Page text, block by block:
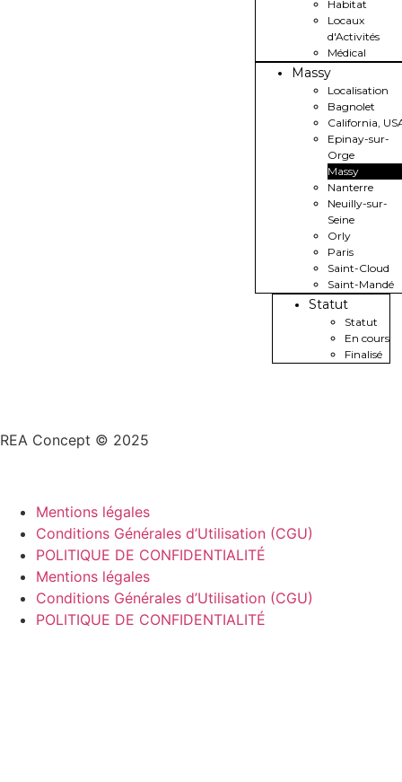
Habitat
Locaux
d'Activités
Médical
Massy
Localisation
Bagnolet
California,
Epinay-sur-
Orge
Massy
Nanterre
Neuilly-sur-
Seine
Orly
Paris
Saint-Cloud
Saint-Mandé
Statut
Statut
En cours
Finalisé
REA Concept © 2025
Mentions légales
Conditions Générales d’Utilisation (CGU)
POLITIQUE DE CONFIDENTIALITÉ
Mentions légales
Conditions Générales d’Utilisation (CGU)
POLITIQUE DE CONFIDENTIALITÉ